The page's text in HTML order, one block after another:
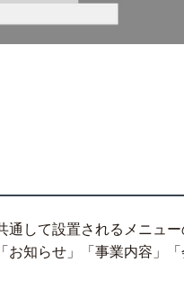
して設置されるメニュー
知らせ」「事業内容」